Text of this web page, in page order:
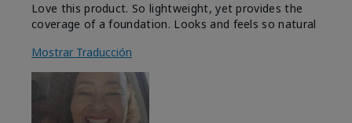
Love this product. So lightweight, yet provides the
coverage of a foundation. Looks and feels so natural
Mostrar Traducción